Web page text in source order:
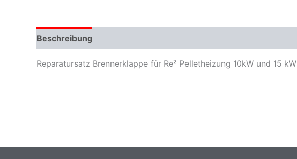
Beschreibung
Reparatursatz Brennerklappe für Re² Pelletheizung 10kW und 15 kW